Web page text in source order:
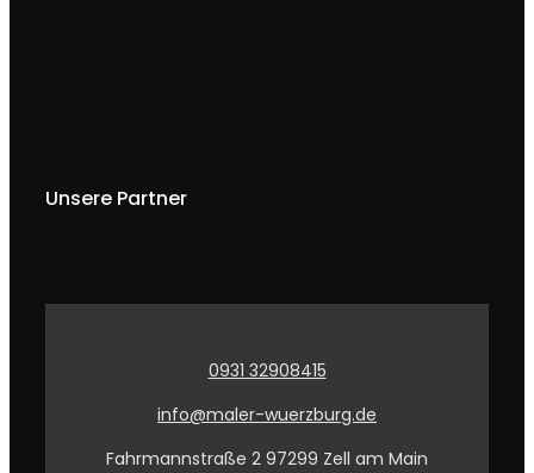
Unsere Partner
0931 32908415
info@maler-wuerzburg.de
Fahrmannstraße 2 97299 Zell am Main